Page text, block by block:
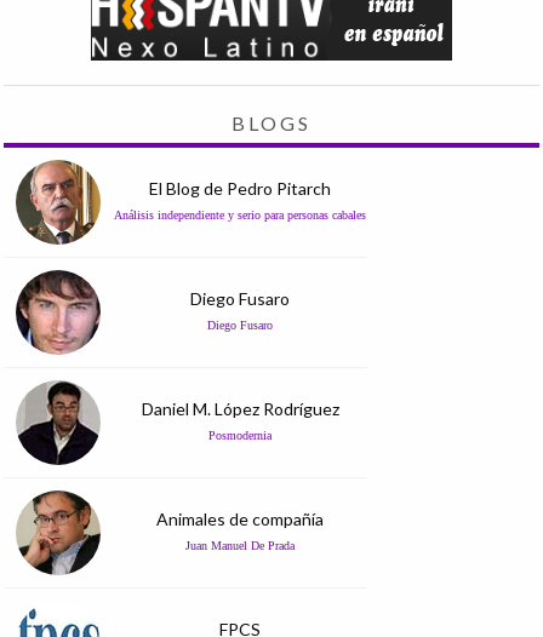
BLOGS
El Blog de Pedro Pitarch
Análisis independiente y serio para personas cabales
Diego Fusaro
Diego Fusaro
Daniel M. López Rodríguez
Posmodernia
Animales de compañía
Juan Manuel De Prada
FPCS